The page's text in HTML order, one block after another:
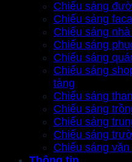
Chiếu sáng
Chiếu sáng
Chiếu sáng
Chiếu sáng
Chiếu sáng
Chiếu sáng
tàng
Chiếu sáng
Chiếu sáng
Chiếu sáng
Chiếu sáng
Chiếu sáng văn